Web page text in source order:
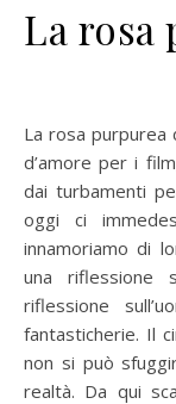
La rosa
La rosa purpurea del Cairo: un film, un film nel film, un atto
d’amore per i
dai turbamenti
oggi ci
innamoriamo di
una riflessione
riflessione
fantasticherie. Il
non si può
realtà. Da qui